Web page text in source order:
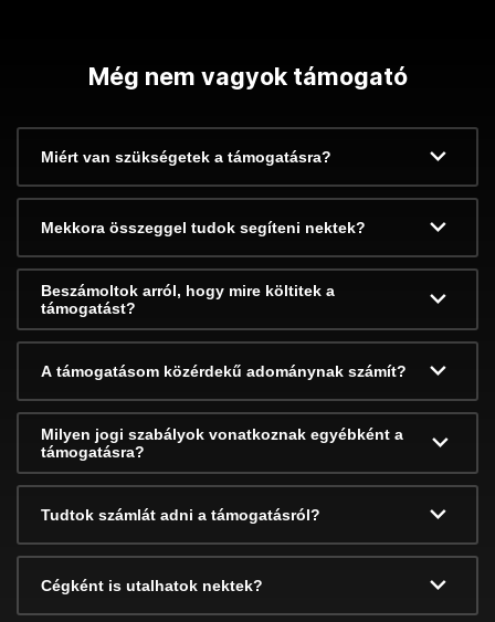
Még nem vagyok támogató
Miért van szükségetek a támogatásra?
Mekkora összeggel tudok segíteni nektek?
Beszámoltok arról, hogy mire költitek a
támogatást?
A támogatásom közérdekű adománynak számít?
Milyen jogi szabályok vonatkoznak egyébként a
támogatásra?
Tudtok számlát adni a támogatásról?
Cégként is utalhatok nektek?